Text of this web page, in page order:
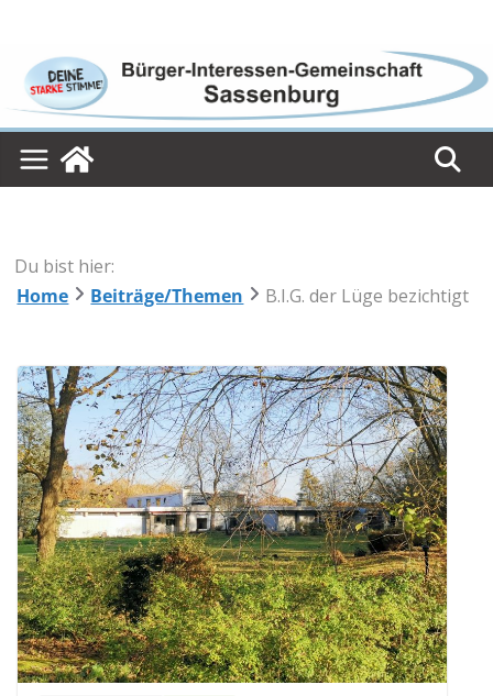
content
Du bist hier:
Home
Beiträge/Themen B.I.G. der Lüge bezichtigt